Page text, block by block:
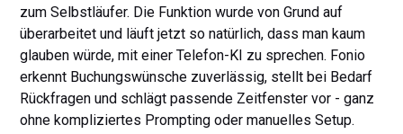
zum Selbstläufer. Die Funktion wurde von Grund auf
überarbeitet und läuft jetzt so natürlich, dass man kaum
glauben würde, mit einer Telefon-KI zu sprechen. Fonio
erkennt Buchungswünsche zuverlässig, stellt bei Bedarf
Rückfragen und schlägt passende Zeitfenster vor - ganz
ohne kompliziertes Prompting oder manuelles Setup.